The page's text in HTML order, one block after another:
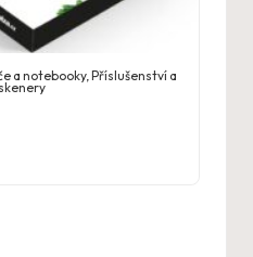
a notebooky,Příslušenství a